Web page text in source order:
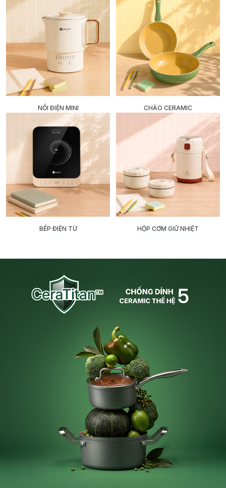
NỒI ĐIỆN MINI CHẢO CERAMIC
BẾP ĐIỆN TỪ HỘP CƠM GIỮ NHIỆT